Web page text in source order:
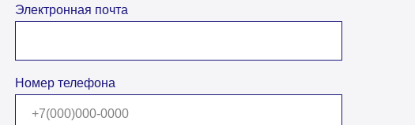
Электронная почта
Номер телефона